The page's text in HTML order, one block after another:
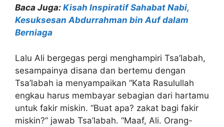
Baca Juga: Kisah Inspiratif Sahabat Nabi,
Kesuksesan Abdurrahman bin Auf dalam
Berniaga
Lalu Ali bergegas pergi menghampiri Tsa’labah,
sesampainya disana dan bertemu dengan
Tsa’labah ia menyampaikan “Kata Rasulullah
engkau harus membayar sebagian dari hartamu
untuk fakir miskin. “Buat apa? zakat bagi fakir
miskin?” jawab Tsa’labah. “Maaf, Ali. Orang-